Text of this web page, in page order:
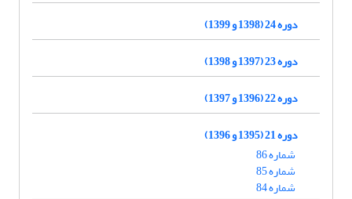
دوره 24 (1398 و 1399)
دوره 23 (1397 و 1398)
دوره 22 (1396 و 1397)
دوره 21 (1395 و 1396)
شماره 86
شماره 85
شماره 84